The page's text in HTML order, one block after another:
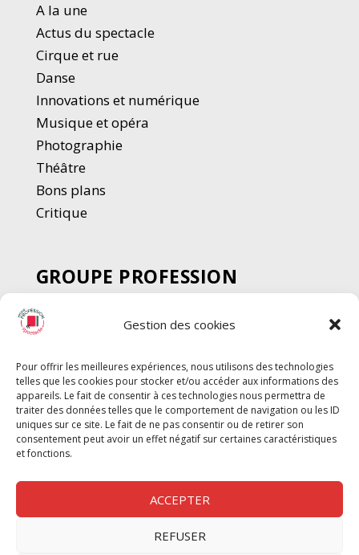
Gestion des cookies
Pour offrir les meilleures expériences, nous utilisons des technologies
telles que les cookies pour stocker et/ou accéder aux informations des
appareils. Le fait de consentir à ces technologies nous permettra de
traiter des données telles que le comportement de navigation ou les ID
uniques sur ce site. Le fait de ne pas consentir ou de retirer son
consentement peut avoir un effet négatif sur certaines caractéristiques
et fonctions.
ACCEPTER
REFUSER
A la une
Actus du spectacle
Cirque et rue
Danse
Innovations et numérique
Musique et opéra
Photographie
Théâtre
Bons plans
Critique
GROUPE PROFESSION
SPECTACLE
Chèque Intermittents
Chèque Compta
Chèque Emploi Spectacle
G-Pods
Profession Audio-visuel